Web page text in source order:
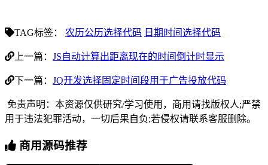
TAG标签： 农历公历选择代码 日期时间选择代码
上一篇： JS自动计算出距离现在的时间倒计时显示
下一篇： JQ开发选择固定时间段用于广告投放代码
免责声明：本资源仅供研究/学习使用，商用请找版权人;严禁
用于违法犯罪活动，一切后果自负;若侵权请联系客服删除。
商用源码推荐